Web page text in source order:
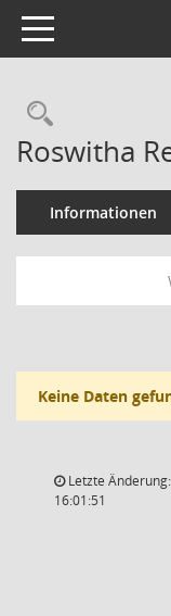
Toggle navigation
Roswitha
Informationen
Keine Daten
Letzte
16:01:51